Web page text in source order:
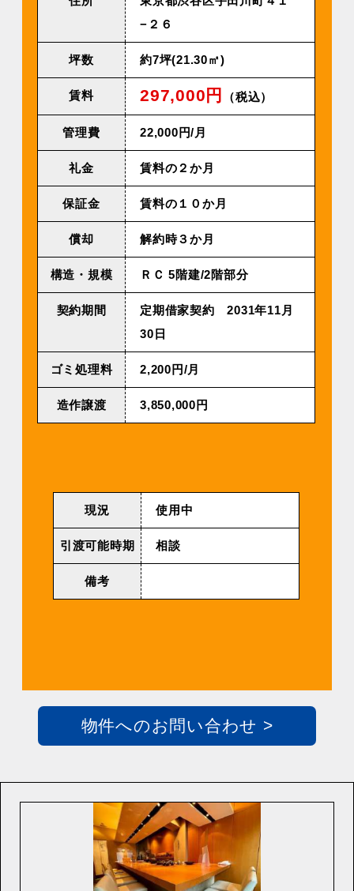
−２６
坪数 約7坪(21.30㎡)
賃料 297,000円 （税込）
管理費 22,000円/⽉
礼金 賃料の２か月
保証金 賃料の１０か月
償却 解約時３か月
構造・規模 ＲＣ 5階建/2階部分
契約期間
定期借家契約 2031年11⽉
30⽇
ゴミ処理料 2,200円/⽉
造作譲渡 3,850,000円
現況 使⽤中
引渡可能時期 相談
備考
物件へのお問い合わせ >